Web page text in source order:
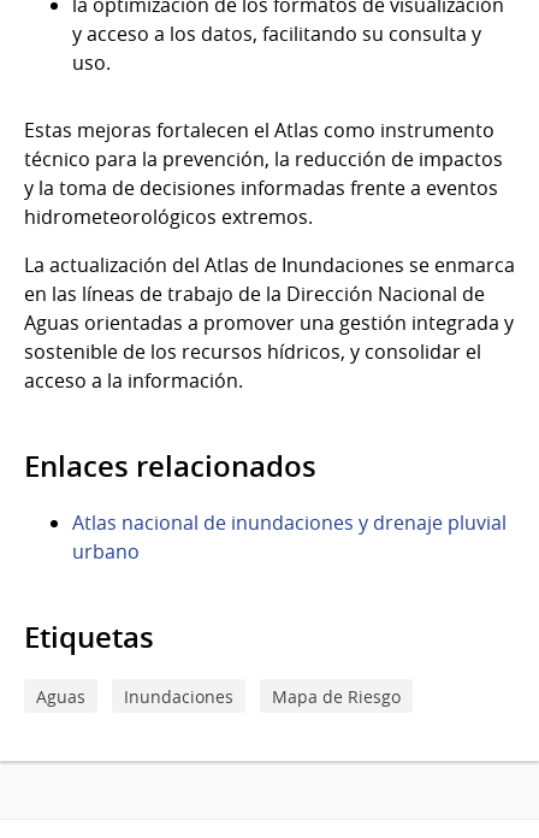
la optimización de los formatos de visualización
y acceso a los datos, facilitando su consulta y
uso.
Estas mejoras fortalecen el Atlas como instrumento
técnico para la prevención, la reducción de impactos
y la toma de decisiones informadas frente a eventos
hidrometeorológicos extremos.
La actualización del Atlas de Inundaciones se enmarca
en las líneas de trabajo de la Dirección Nacional de
Aguas orientadas a promover una gestión integrada y
sostenible de los recursos hídricos, y consolidar el
acceso a la información.
Enlaces relacionados
Atlas nacional de inundaciones y drenaje pluvial
urbano
Etiquetas
Aguas Inundaciones Mapa de Riesgo